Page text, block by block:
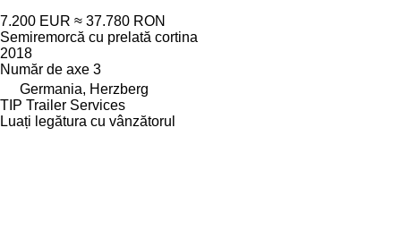
7.200 EUR ≈ 37.780 RON
Semiremorcă cu prelată cortina
2018
Număr de axe 3
Germania, Herzberg
TIP Trailer Services
Luați legătura cu vânzătorul